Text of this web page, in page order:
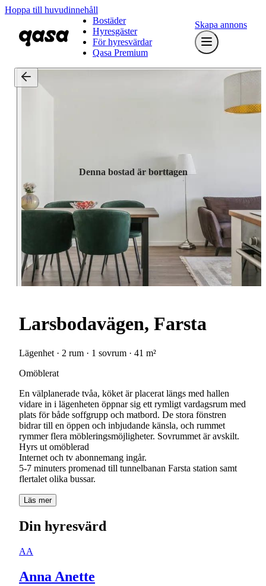
Hoppa till huvudinnehåll
Bostäder
Hyresgäster
För hyresvärdar
Qasa Premium
Skapa annons
Denna bostad är borttagen
Larsbodavägen, Farsta
Lägenhet · 2 rum · 1 sovrum · 41 m²
Omöblerat
En välplanerade tvåa, köket är placerat längs med hallen
vidare in i lägenheten öppnar sig ett rymligt vardagsrum med
plats för både soffgrupp och matbord. De stora fönstren
bidrar till en öppen och inbjudande känsla, och rummet
rymmer flera möbleringsmöjligheter. Sovrummet är avskilt.
Hyrs ut omöblerad
Internet och tv abonnemang ingår.
5-7 minuters promenad till tunnelbanan Farsta station samt
Läs mer
Din hyresvärd
AA
Anna Anette